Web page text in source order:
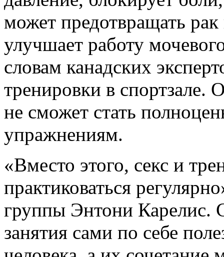
может предотвращать
улучшает работу
словам канадских
тренировки в спортзале.
не сможет стать
упражнениям.
«Вместо этого, секс и
практиковаться
группы Энтони Карелис.
занятия сами по себе